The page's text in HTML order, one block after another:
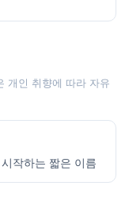
개인 취향에 따라 자유
작하는 짧은 이름